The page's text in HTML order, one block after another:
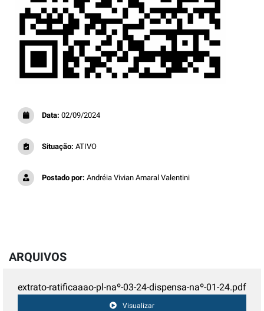
Data: 02/09/2024
Situação: ATIVO
Postado por: Andréia Vivian Amaral Valentini
ARQUIVOS
extrato-ratificaaao-pl-naº-03-24-dispensa-naº-01-24.pdf
Visualizar